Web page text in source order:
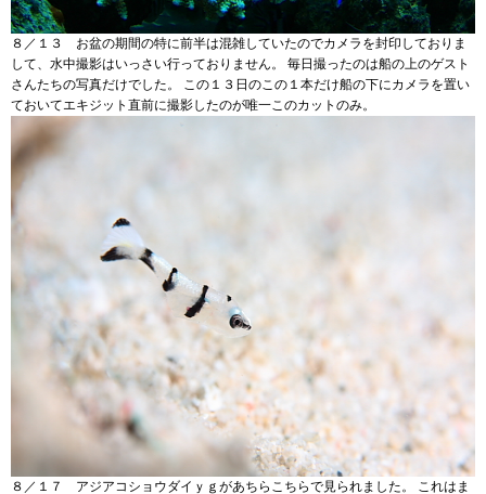
８／１３ お盆の期間の特に前半は混雑していたのでカメラを封印しておりま
して、水中撮影はいっさい行っておりません。 毎日撮ったのは船の上のゲスト
さんたちの写真だけでした。 この１３日のこの１本だけ船の下にカメラを置い
ておいてエキジット直前に撮影したのが唯一このカットのみ。
８／１７ アジアコショウダイｙｇがあちらこちらで見られました。 これはま